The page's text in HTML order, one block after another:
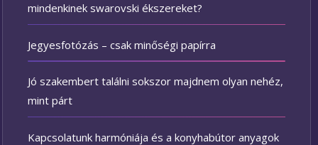
mindenkinek swarovski ékszereket?
Jegyesfotózás – csak minőségi papírra
Jó szakembert találni sokszor majdnem olyan nehéz,
mint párt
Kapcsolatunk harmóniája és a konyhabútor anyagok